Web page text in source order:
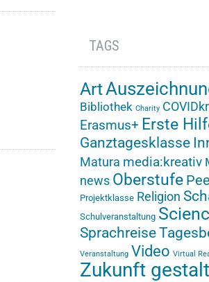
TAGS
Art
Bibliothek Charity
Erasmus+ Erste
Ganztagesklasse
Matura media:kreativ
news Oberstufe
Projektklasse Religion
Schulveranstaltung
Sprachreise
Veranstaltung Video Virtual
Zukunft